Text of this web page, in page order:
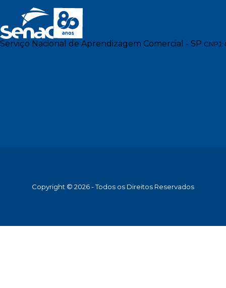
Serviço Nacional de Aprendizagem Comercial - SP
Copyright © 2026 - Todos os Direitos Reservados